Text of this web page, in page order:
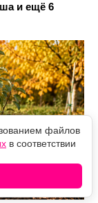
и ещё 6
файлов
в соответствии